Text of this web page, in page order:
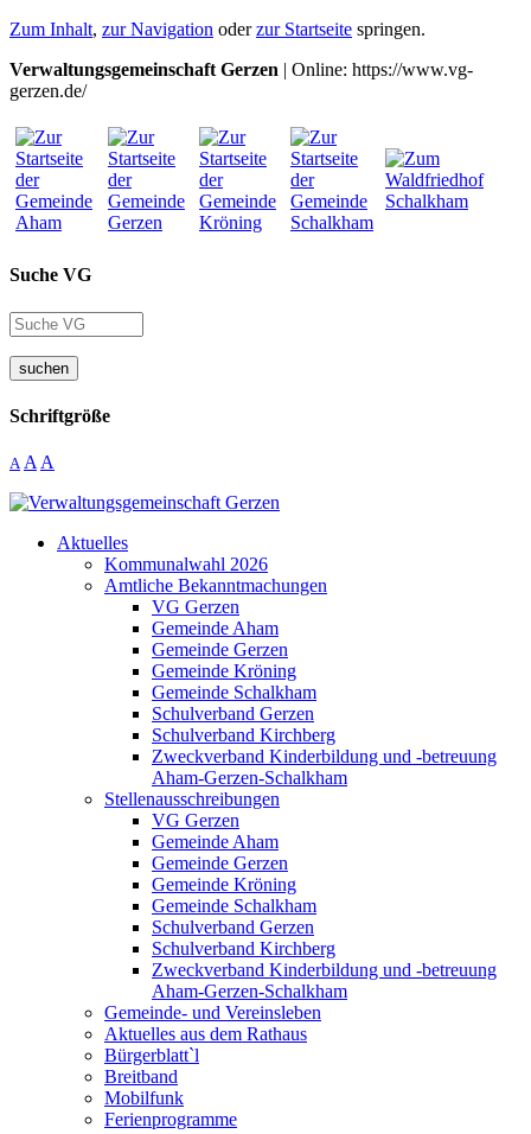
Zum Inhalt, zur Navigation oderzur Startseite springen.
Verwaltungsgemeinschaft Gerzen | Online: https://www.vg-
gerzen.de/
Suche VG
suchen
Schriftgröße
A A A
Aktuelles
Kommunalwahl 2026
Amtliche Bekanntmachungen
VG Gerzen
Gemeinde Aham
Gemeinde Gerzen
Gemeinde Kröning
Gemeinde Schalkham
Schulverband Gerzen
Schulverband Kirchberg
Zweckverband Kinderbildung und -betreuung
Aham-Gerzen-Schalkham
Stellenausschreibungen
VG Gerzen
Gemeinde Aham
Gemeinde Gerzen
Gemeinde Kröning
Gemeinde Schalkham
Schulverband Gerzen
Schulverband Kirchberg
Zweckverband Kinderbildung und -betreuung
Aham-Gerzen-Schalkham
Gemeinde- und Vereinsleben
Aktuelles aus dem Rathaus
Bürgerblatt`l
Breitband
Mobilfunk
Ferienprogramme